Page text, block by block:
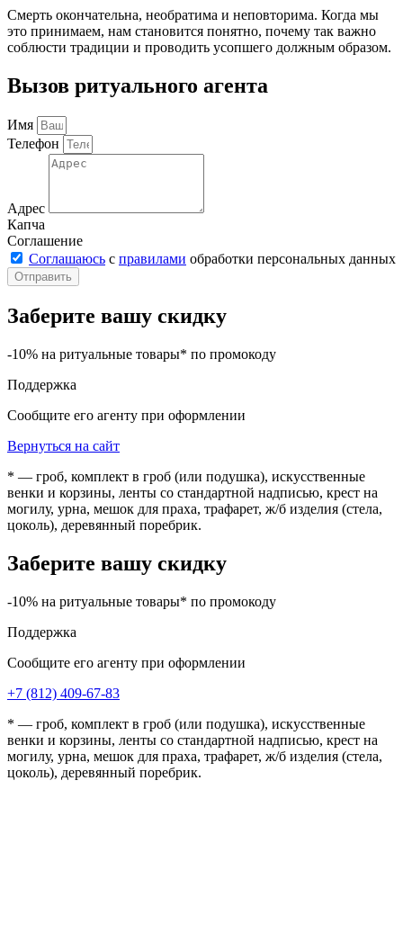
Смерть окончательна, необратима и неповторима. Когда мы
это принимаем, нам становится понятно, почему так важно
соблюсти традиции и проводить усопшего должным образом.
Вызов ритуального агента
Имя
Телефон
Адрес
Капча
Соглашение
Соглашаюсь с правилами обработки персональных данных
Отправить
Заберите вашу скидку
-10% на ритуальные товары* по промокоду
Поддержка
Сообщите его агенту при оформлении
Вернуться на сайт
* — гроб, комплект в гроб (или подушка), искусственные
венки и корзины, ленты со стандартной надписью, крест на
могилу, урна, мешок для праха, трафарет, ж/б изделия (стела,
цоколь), деревянный поребрик.
Заберите вашу скидку
-10% на ритуальные товары* по промокоду
Поддержка
Сообщите его агенту при оформлении
+7 (812) 409-67-83
* — гроб, комплект в гроб (или подушка), искусственные
венки и корзины, ленты со стандартной надписью, крест на
могилу, урна, мешок для праха, трафарет, ж/б изделия (стела,
цоколь), деревянный поребрик.